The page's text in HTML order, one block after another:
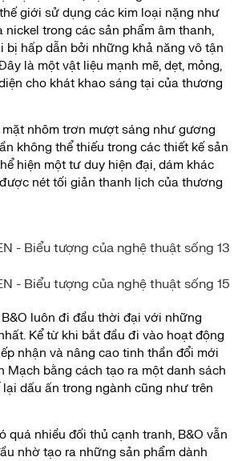
thế giới sử dụng các kim loại nặng như
nickel trong các sản phẩm âm thanh,
bị hấp dẫn bởi những khả năng vô tận
là một vật liệu mạnh mẽ, dẹt, mỏng,
cho khát khao sáng tại của thương
mặt nhôm trơn mượt sáng như gương
không thể thiếu trong các thiết kế sản
hiện một tư duy hiện đại, dám khác
nét tối giản thanh lịch của thương
luôn đi đầu thời đại với những
Kể từ khi bắt đầu đi vào hoạt động
nhận và nâng cao tinh thần đổi mới
Mạch bằng cách tạo ra một danh sách
dấu ấn trong ngành cũng như trên
quá nhiều đối thủ cạnh tranh, B&O vẫn
nhờ tạo ra những sản phẩm dành